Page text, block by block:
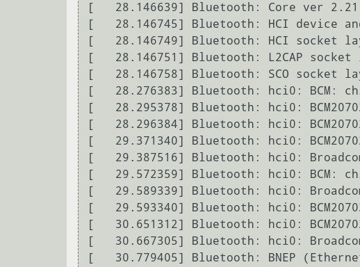
[   28.146639] Bluetooth: Core ver 2.21
[   28.146745] Bluetooth: HCI device
[   28.146749] Bluetooth: HCI socket
[   28.146751] Bluetooth: L2CAP
[   28.146758] Bluetooth: SCO socket
[   28.276383] Bluetooth: hci0: BCM:
[   28.295378] Bluetooth: hci0:
[   28.296384] Bluetooth: hci0:
[   29.371340] Bluetooth: hci0:
[   29.387516] Bluetooth: hci0:
[   29.572359] Bluetooth: hci0: BCM:
[   29.589339] Bluetooth: hci0:
[   29.593340] Bluetooth: hci0:
[   30.651312] Bluetooth: hci0:
[   30.667305] Bluetooth: hci0:
[   30.779405] Bluetooth: BNEP